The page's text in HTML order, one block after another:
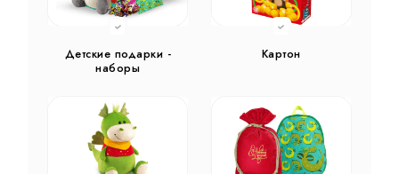
Детские подарки -
наборы
Картон